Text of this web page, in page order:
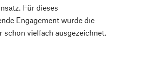
Für dieses
Engagement wurde die
schon vielfach ausgezeichnet.